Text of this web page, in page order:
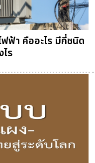
ฟ้า คืออะไร มีกี่ชนิด
ร